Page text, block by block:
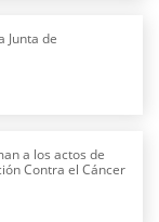
Junta de
a los actos de
Contra el Cáncer